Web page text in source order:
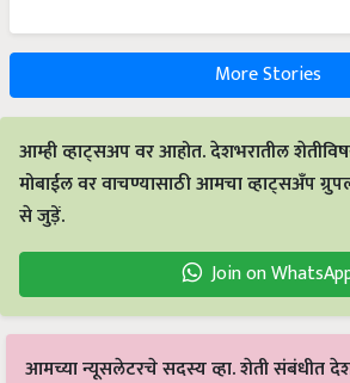
More Stories
आम्ही व्हाट्सअप वर आहोत. देशभरातील
मोबाईल वर वाचण्यासाठी आमचा व्हाट्सअँप
से जुड़ें.
Join on
आमच्या न्यूसलेटरचे सदस्य व्हा. शेती संबंधीत